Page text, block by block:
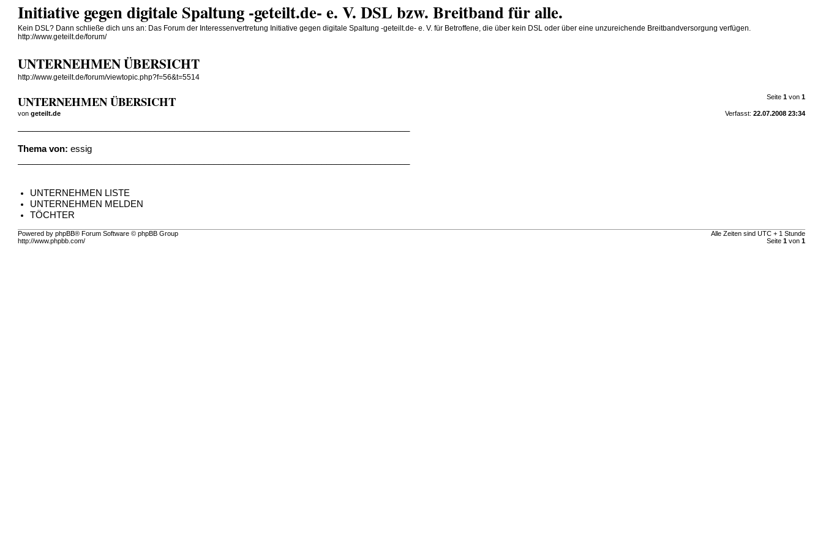
Initiative gegen digitale Spaltung -geteilt.de- e. V. DSL bzw. Breitband für alle.
Kein DSL? Dann schließe dich uns an: Das Forum der Interessenvertretung Initiative gegen digitale Spaltung -geteilt.de- e. V. für Betroffene, die über kein DSL oder über eine unzureichende Breitbandversorgung verfügen.
http://www.geteilt.de/forum/
UNTERNEHMEN ÜBERSICHT
http://www.geteilt.de/forum/viewtopic.php?f=56&t=5514
Seite 1von 1
UNTERNEHMEN ÜBERSICHT
Verfasst: 22.07.2008 23:34
vongeteilt.de
Thema von: essig
UNTERNEHMEN LISTE
UNTERNEHMEN MELDEN
TÖCHTER
Alle Zeiten sind UTC + 1 Stunde
Seite 1von 1
Powered by phpBB® Forum Software © phpBB Group
http://www.phpbb.com/